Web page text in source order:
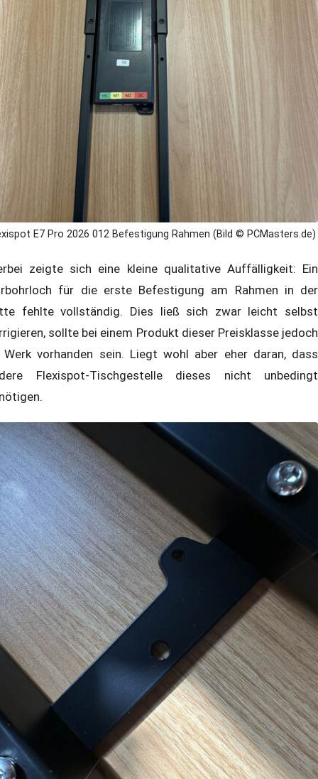
E7 Pro 2026 012 Befestigung Rahmen (Bild © PCMasters.de)
zeigte sich eine kleine qualitative Auffälligkeit: Ein
für die erste Befestigung am Rahmen in der
fehlte vollständig. Dies ließ sich zwar leicht selbst
sollte bei einem Produkt dieser Preisklasse jedoch
Werk vorhanden sein. Liegt wohl aber eher daran, dass
Flexispot-Tischgestelle dieses nicht unbedingt